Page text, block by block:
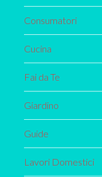
Consumatori
Cucina
Fai da Te
Giardino
Guide
Lavori Domestici